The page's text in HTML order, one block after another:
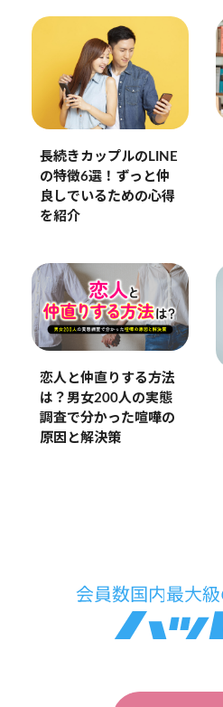
長続きカップルのLINE
の特徴6選！ずっと仲
良しでいるための心得
を紹介
恋人と仲直りする方法
は？男女200人の実態
調査で分かった喧嘩の
原因と解決策